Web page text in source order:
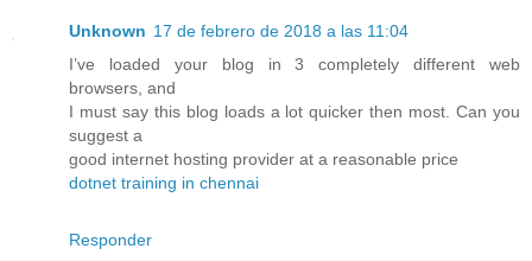
Unknown 17 de febrero de 2018 a las 11:04
I’ve loaded your blog in 3 completely different web
browsers, and
I must say this blog loads a lot quicker then most. Can you
suggest a
good internet hosting provider at a reasonable price
dotnet training in chennai
Responder